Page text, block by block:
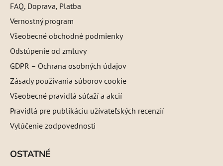
FAQ, Doprava, Platba
Vernostný program
Všeobecné obchodné podmienky
Odstúpenie od zmluvy
GDPR – Ochrana osobných údajov
Zásady používania súborov cookie
Všeobecné pravidlá súťaží a akcií
Pravidlá pre publikáciu užívateľských recenzií
Vylúčenie zodpovednosti
OSTATNÉ